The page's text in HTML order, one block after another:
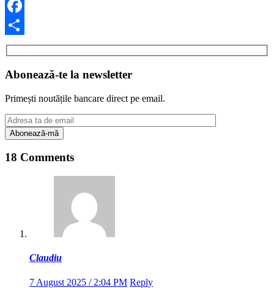
Facebook
Share
Abonează-te la newsletter
Primești noutățile bancare direct pe email.
18 Comments
Claudiu
7 August 2025 / 2:04 PM Reply